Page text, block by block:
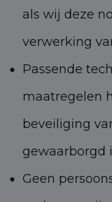
als wij deze
verwerking
Passende
maatregelen
beveiliging
gewaarborgd
Geen